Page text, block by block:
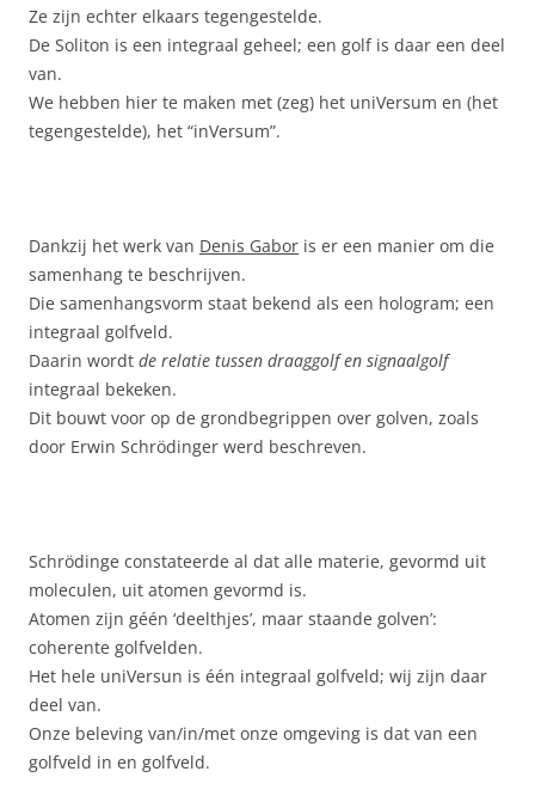
Ze zijn echter elkaars tegengestelde.
De Soliton is een integraal geheel; een golf is daar een deel
van.
We hebben hier te maken met (zeg) het uniVersum en (het
tegengestelde), het “inVersum”.
Dankzij het werk van Denis Gabor is er een manier om die
samenhang te beschrijven.
Die samenhangsvorm staat bekend als een hologram; een
integraal golfveld.
Daarin wordt de relatie tussen draaggolf en signaalgolf
integraal bekeken.
Dit bouwt voor op de grondbegrippen over golven, zoals
door Erwin Schrödinger werd beschreven.
Schrödinge constateerde al dat alle materie, gevormd uit
moleculen, uit atomen gevormd is.
Atomen zijn géén ‘deelthjes’, maar staande golven’:
coherente golfvelden.
Het hele uniVersun is één integraal golfveld; wij zijn daar
deel van.
Onze beleving van/in/met onze omgeving is dat van een
golfveld in en golfveld.